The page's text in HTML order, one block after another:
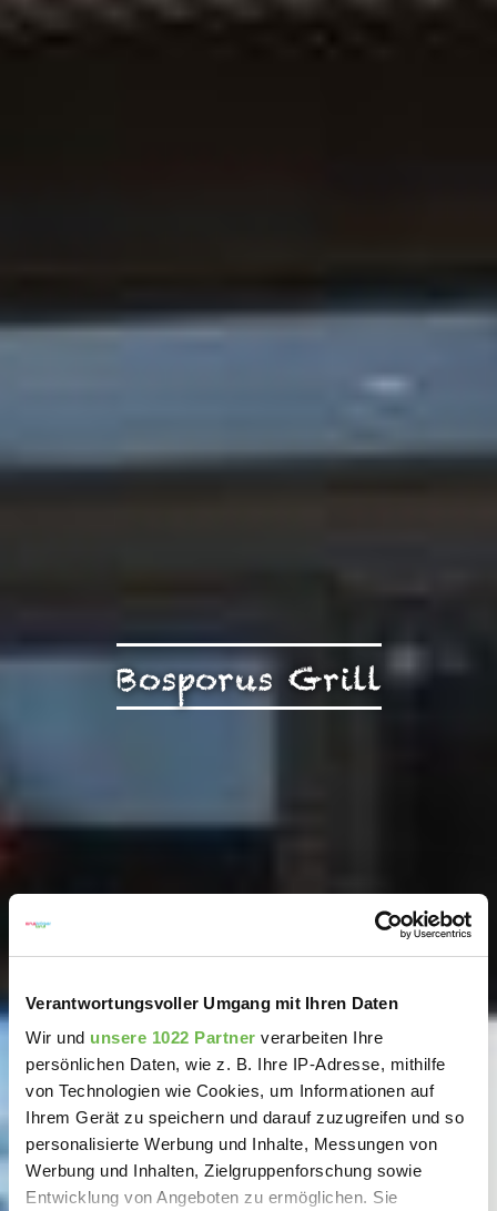
Verantwortungsvoller Umgang mit Ihren Daten
Wir und unsere 1022 Partner verarbeiten Ihre
persönlichen Daten, wie z. B. Ihre IP-Adresse, mithilfe
von Technologien wie Cookies, um Informationen auf
Ihrem Gerät zu speichern und darauf zuzugreifen und so
personalisierte Werbung und Inhalte, Messungen von
Werbung und Inhalten, Zielgruppenforschung sowie
Entwicklung von Angeboten zu ermöglichen. Sie
Bosporus Grill